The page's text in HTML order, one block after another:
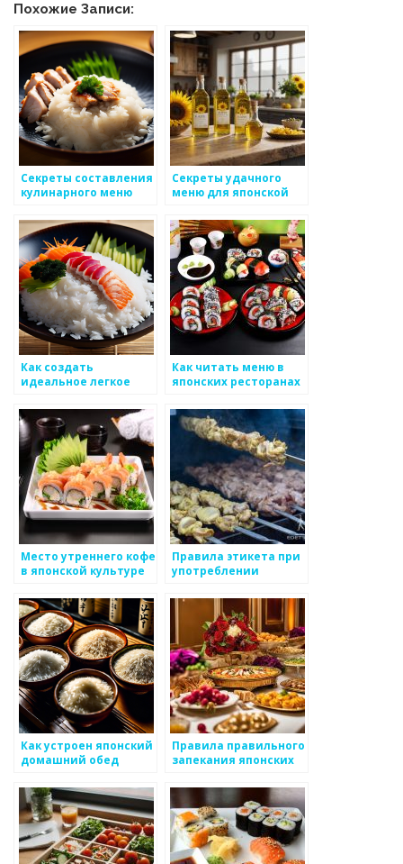
Похожие Записи:
Секреты составления
кулинарного меню
Секреты удачного
меню для японской
Как создать
идеальное легкое
мероприятий
Как читать меню в
японских ресторанах
Место утреннего кофе
в японской культуре
Правила этикета при
употреблении
Как устроен японский
домашний обед
Правила правильного
запекания японских